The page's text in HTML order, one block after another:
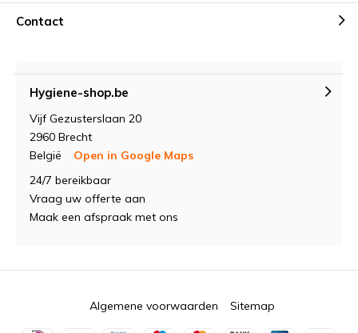
Contact
Hygiene-shop.be
Vijf Gezusterslaan 20
2960 Brecht
België
Open in Google Maps
24/7 bereikbaar
Vraag uw offerte aan
Maak een afspraak met ons
Algemene voorwaarden Sitemap